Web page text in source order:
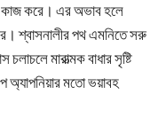
কাজ করে। এর অভাব হলে
শ্বাসনালীর পথ এমনিতে সরু
মারাত্মক বাধার সৃষ্টি
মতো ভয়াবহ